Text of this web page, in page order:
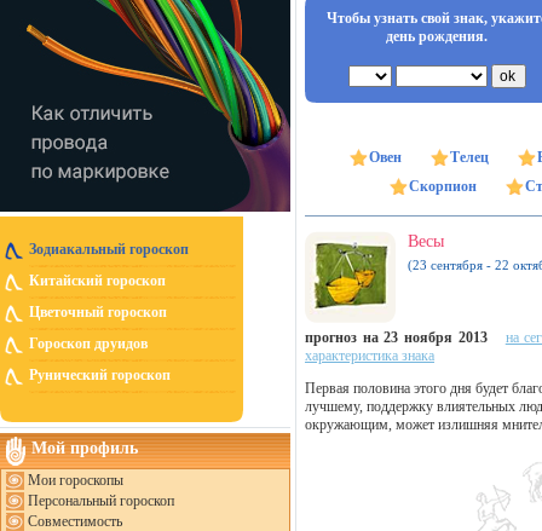
Зодиакальный гороскоп
Китайский гороскоп
Цветочный гороскоп
Гороскоп друидов
Рунический гороскоп
Мой профиль
Мои гороскопы
Персональный гороскоп
Совместимость
Чтобы узнать свой знак,
день рождения.
Овен Телец
Скорпион
Весы
(23 сентября - 22
прогноз на 23 ноября 2013
на
характеристика знака
Первая половина этого дня будет
лучшему, поддержку влиятельных
окружающим, может излишняя